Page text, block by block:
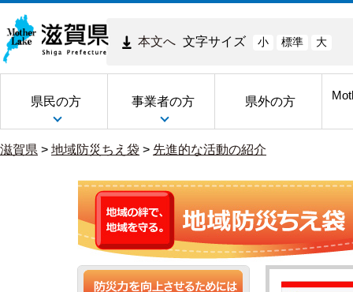
本文へ 文字サイズ 小 標準 大
県民の方 事業者の方 県外の方
滋賀県 > 地域防災ちえ袋 > 先進的な活動の紹介